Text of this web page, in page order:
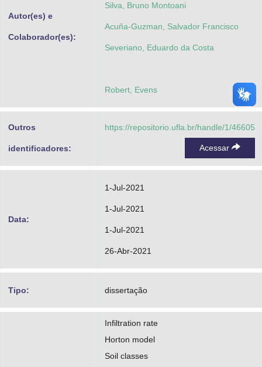
Autor(es) e
Colaborador(es):
Silva, Bruno Montoani
Acuña-Guzman, Salvador Francisco
Severiano, Eduardo da Costa
Robert, Evens
Outros
identificadores:
https://repositorio.ufla.br/handle/1/46605
Acessar
Data:
1-Jul-2021
1-Jul-2021
1-Jul-2021
26-Abr-2021
Tipo: dissertação
Infiltration rate
Horton model
Soil classes